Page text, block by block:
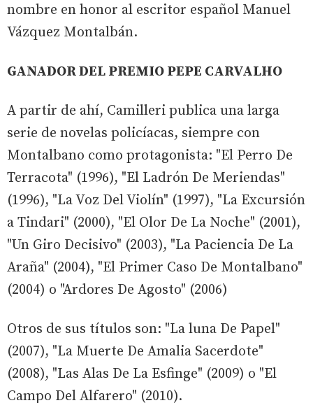
nombre en honor al escritor español Manuel
Vázquez Montalbán.
GANADOR DEL PREMIO PEPE CARVALHO
A partir de ahí, Camilleri publica una larga
serie de novelas policíacas, siempre con
Montalbano como protagonista: "El Perro De
Terracota" (1996), "El Ladrón De Meriendas"
(1996), "La Voz Del Violín" (1997), "La Excursión
a Tindari" (2000), "El Olor De La Noche" (2001),
"Un Giro Decisivo" (2003), "La Paciencia De La
Araña" (2004), "El Primer Caso De Montalbano"
(2004) o "Ardores De Agosto" (2006)
Otros de sus títulos son: "La luna De Papel"
(2007), "La Muerte De Amalia Sacerdote"
(2008), "Las Alas De La Esfinge" (2009) o "El
Campo Del Alfarero" (2010).